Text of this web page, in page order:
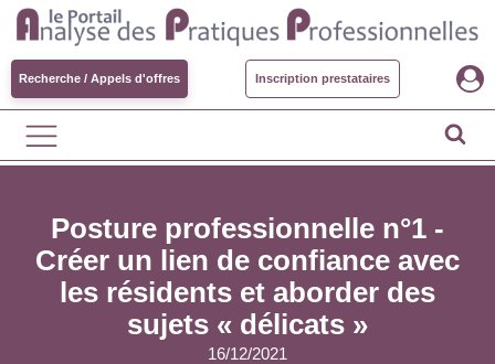
Recherche / Appels d'offres Inscription prestataires
Posture professionnelle n°1 -
Créer un lien de confiance avec
les résidents et aborder des
sujets « délicats »
16/12/2021